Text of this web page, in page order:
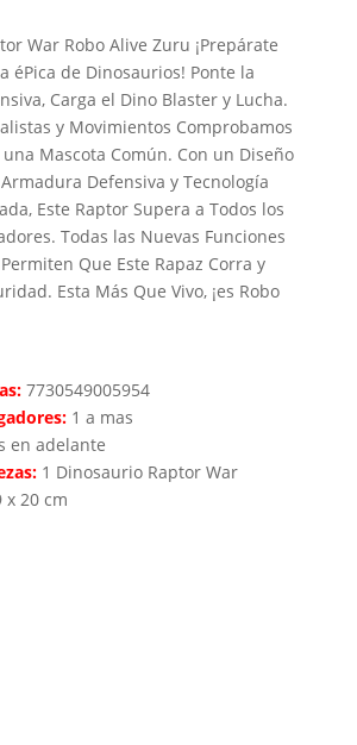
War Robo Alive Zuru ¡Prepárate
éPica de Dinosaurios! Ponte la
Carga el Dino Blaster y Lucha.
y Movimientos Comprobamos
una Mascota Común. Con un Diseño
Defensiva y Tecnología
Este Raptor Supera a Todos los
Todas las Nuevas Funciones
Que Este Rapaz Corra y
Esta Más Que Vivo, ¡es Robo
7730549005954
1 a mas
en adelante
1 Dinosaurio Raptor War
x 20 cm